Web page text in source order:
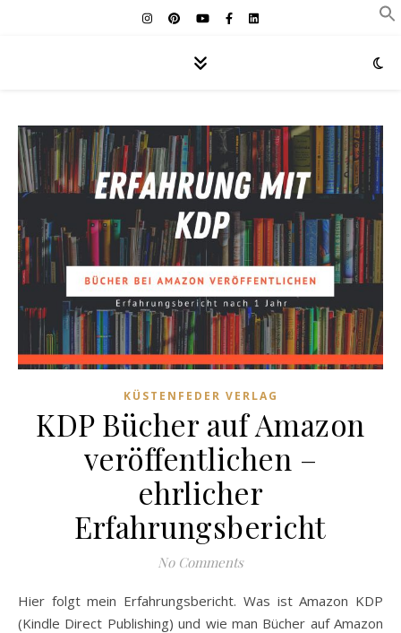
KÜSTENFEDER VERLAG
KDP Bücher auf Amazon
veröffentlichen –
ehrlicher
Erfahrungsbericht
No Comments
Hier folgt mein Erfahrungsbericht. Was ist Amazon KDP
(Kindle Direct Publishing) und wie man Bücher auf Amazon